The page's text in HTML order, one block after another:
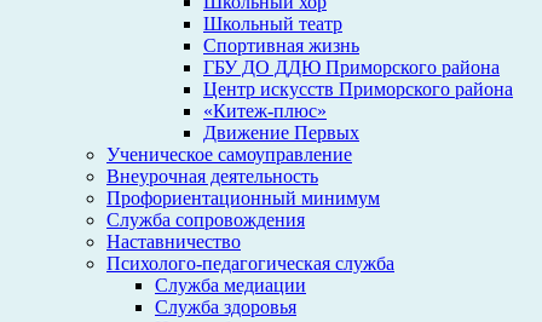
Школьный театр
Спортивная жизнь
ГБУ ДО ДДЮ Приморского района
Центр искусств Приморского района
«Китеж-плюс»
Движение Первых
Ученическое самоуправление
Внеурочная деятельность
Профориентационный минимум
Служба сопровождения
Наставничество
Психолого-педагогическая служба
Служба медиации
Служба здоровья